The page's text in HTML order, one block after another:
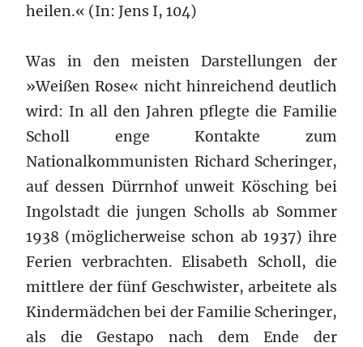
heilen.« (In: Jens I, 104)
Was in den meisten Darstellungen der
»Weißen Rose« nicht hinreichend deutlich
wird: In all den Jahren pflegte die Familie
Scholl enge Kontakte zum
Nationalkommunisten Richard Scheringer,
auf dessen Dürrnhof unweit Kösching bei
Ingolstadt die jungen Scholls ab Sommer
1938 (möglicherweise schon ab 1937) ihre
Ferien verbrachten. Elisabeth Scholl, die
mittlere der fünf Geschwister, arbeitete als
Kindermädchen bei der Familie Scheringer,
als die Gestapo nach dem Ende der